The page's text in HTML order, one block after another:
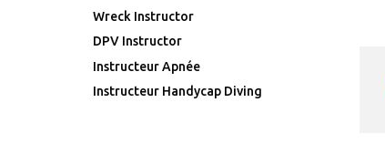
Wreck Instructor
DPV Instructor
Instructeur Apnée
Instructeur Handycap Diving